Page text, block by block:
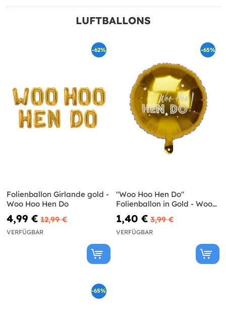
LUFTBALLONS
-62%
Folienballon Girlande gold -
Woo Hoo Hen Do
4,99 € 12,99 €
VERFÜGBAR
-65%
"Woo Hoo Hen Do"
Folienballon in Gold - Woo
Hoo Hen Do
1,40 € 3,99 €
VERFÜGBAR
-65%